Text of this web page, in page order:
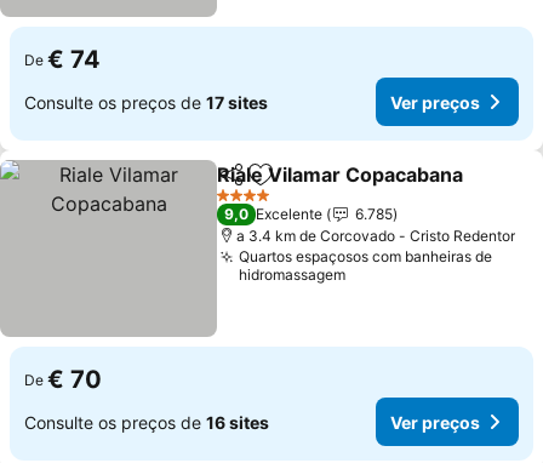
De € 74
Consulte os preços de 17 sites Ver preços
PartilharAdicionar aos favoritos
Riale Vilamar Copacabana
4 Estrelas
9,0 Excelente
6.785
a 3.4 km de Corcovado - Cristo Redentor
Quartos espaçosos com banheiras de
hidromassagem
De € 70
Consulte os preços de 16 sites Ver preços